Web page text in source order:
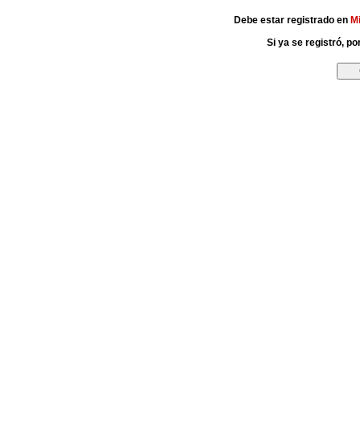
Debe estar registrado en Mi
Si ya se registró,